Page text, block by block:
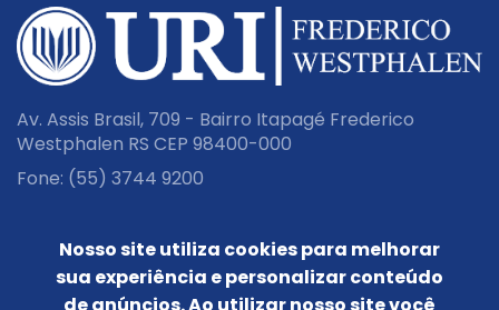
Av. Assis Brasil, 709 - Bairro Itapagé Frederico
Westphalen RS CEP 98400-000
Fone: (55) 3744 9200
GRADUAÇÃO
PÓS-GRADUAÇÃO
PESQUISA E EXTENSÃO
Nosso site utiliza cookies para melhorar
sua experiência e personalizar conteúdo